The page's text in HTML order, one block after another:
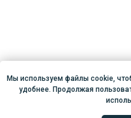
Мы используем файлы cookie,
удобнее. Продолжая